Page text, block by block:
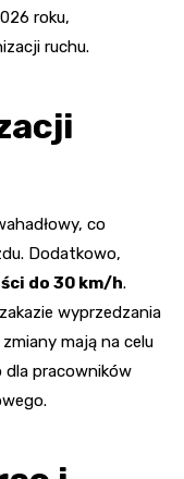
roku,
ruchu.
co
Dodatkowo,
do 30 km/h.
wyprzedzania
mają na celu
dla pracowników